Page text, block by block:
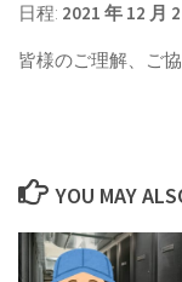
日程: 2021 年 12 月
皆様のご理解、ご
YOU MAY